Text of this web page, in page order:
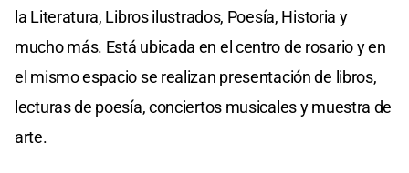
la Literatura, Libros ilustrados, Poesía, Historia y
mucho más. Está ubicada en el centro de rosario y en
el mismo espacio se realizan presentación de libros,
lecturas de poesía, conciertos musicales y muestra de
arte.